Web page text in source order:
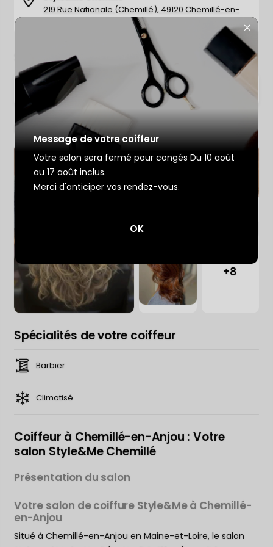
Trouver votre coiffeur
L’application
Ajouter votre salon
Coiffeur à Chemillé-en-Anjou : Votre
salon Style&Me Chemillé
Présentation du salon
Votre salon de coiffure Style&Me à Chemillé-
en-Anjou
Situé à Chemillé-en-Anjou en Maine-et-Loire, le salon
−
219 Rue Nationale (Chemillé), 49120 Chemillé-en-
Suivez le salon sur les réseaux sociaux
Accéder à la page Facebook deAccéder à la
Photos
+8
Spécialités de votre coiffeur
Barbier
Climatisé
Message de votre coiffeur
Votre salon sera fermé pour congés Du 10 août
au 17 août inclus.
Merci d'anticiper vos rendez-vous.
OK